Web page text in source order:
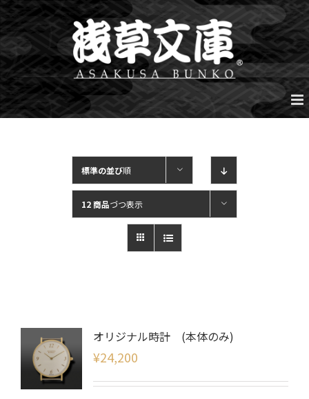
Skip
to
content
標準の並び順
12 商品づつ表示
オリジナル時計 (本体のみ)
¥24,200